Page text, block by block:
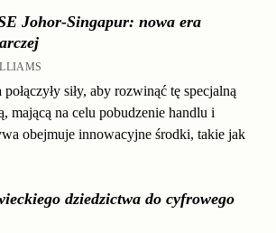
Johor-Singapur: nowa era
siły, aby rozwinąć tę specjalną
mającą na celu pobudzenie handlu i
obejmuje innowacyjne środki, takie jak
dziedzictwa do cyfrowego